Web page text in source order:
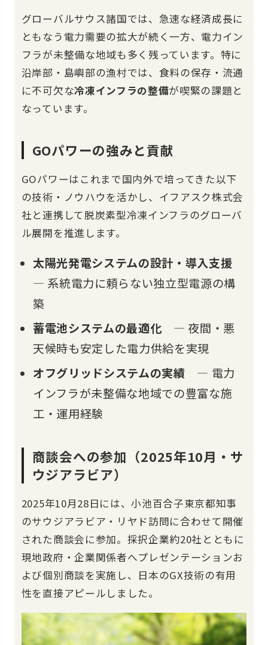
グローバルサウス諸国では、急速な経済成長に
ともなう電力需要の拡大が続く一方、電力イン
フラが未整備な地域も多く残っています。特に
沿岸部・島嶼部の漁村では、食料の保存・流通
に不可欠な冷凍インフラの整備が喫緊の課題と
なっています。
GOパワーの強みと貢献
GOパワーはこれまで国内外で培ってきた以下
の技術・ノウハウを活かし、イフアスク株式会
社と連携して脱炭素型冷凍インフラのグローバ
ル展開を推進します。
太陽光発電システムの設計・導入支援
— 系統電力に頼らない独立型電源の構
築
蓄電池システムの最適化 — 夜間・悪
天候時も安定した電力供給を実現
オフグリッドシステムの実績 — 電力
インフラが未整備な地域での豊富な施
工・運用経験
商談会への参加（2025年10月・サ
ウジアラビア）
2025年10月28日には、小池百合子東京都知事
のサウジアラビア・リヤド訪問に合わせて開催
された商談会に参加。採択企業約20社とともに
現地政府・企業関係者へプレゼンテーションお
よび個別商談を実施し、日本のGX技術の有用
性を直接アピールしました。